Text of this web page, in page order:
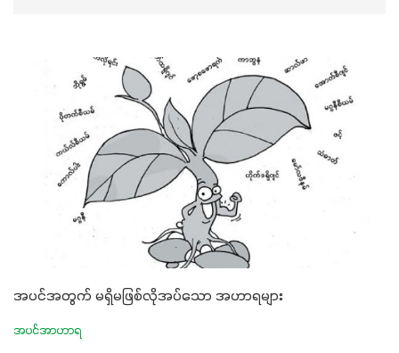
အပင်အတွက် မရှိမဖြစ်လိုအပ်သော အဟာရများ
အပင်အာဟာရ